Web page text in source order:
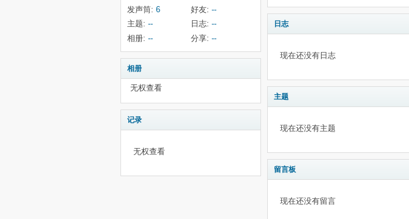
发声筒: 6 好友: --
主题: -- 日志: --
相册: -- 分享: --
相册
无权查看
记录
无权查看
日志
现在还没有日志
主题
现在还没有主题
留言板
现在还没有留言